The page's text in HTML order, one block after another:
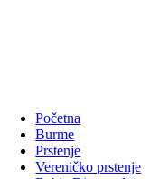
Početna
Burme
Prstenje
Vereničko prstenje